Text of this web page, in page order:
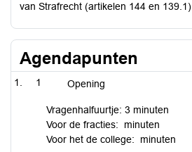
van Strafrecht (artikelen 144 en 139.1).
Agendapunten
1 Opening
Vragenhalfuurtje: 3 minuten
Voor de fracties: minuten
Voor het de college: minuten